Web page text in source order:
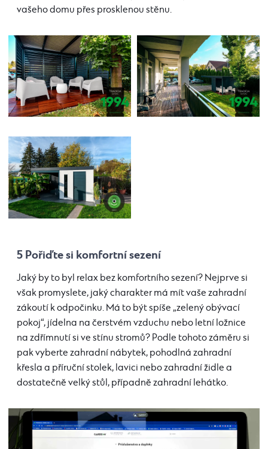
vašeho domu přes prosklenou stěnu.
5 Pořiďte si komfortní sezení
Jaký by to byl relax bez komfortního sezení? Nejprve si
však promyslete, jaký charakter má mít vaše zahradní
zákoutí k odpočinku. Má to být spíše „zelený obývací
pokoj“, jídelna na čerstvém vzduchu nebo letní ložnice
na zdřímnutí si ve stínu stromů? Podle tohoto záměru si
pak vyberte zahradní nábytek, pohodlná zahradní
křesla a příruční stolek, lavici nebo zahradní židle a
dostatečně velký stůl, případně zahradní lehátko.